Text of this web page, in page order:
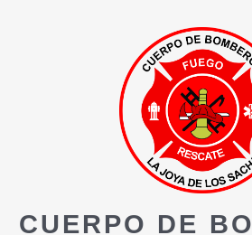
CUERPO DE